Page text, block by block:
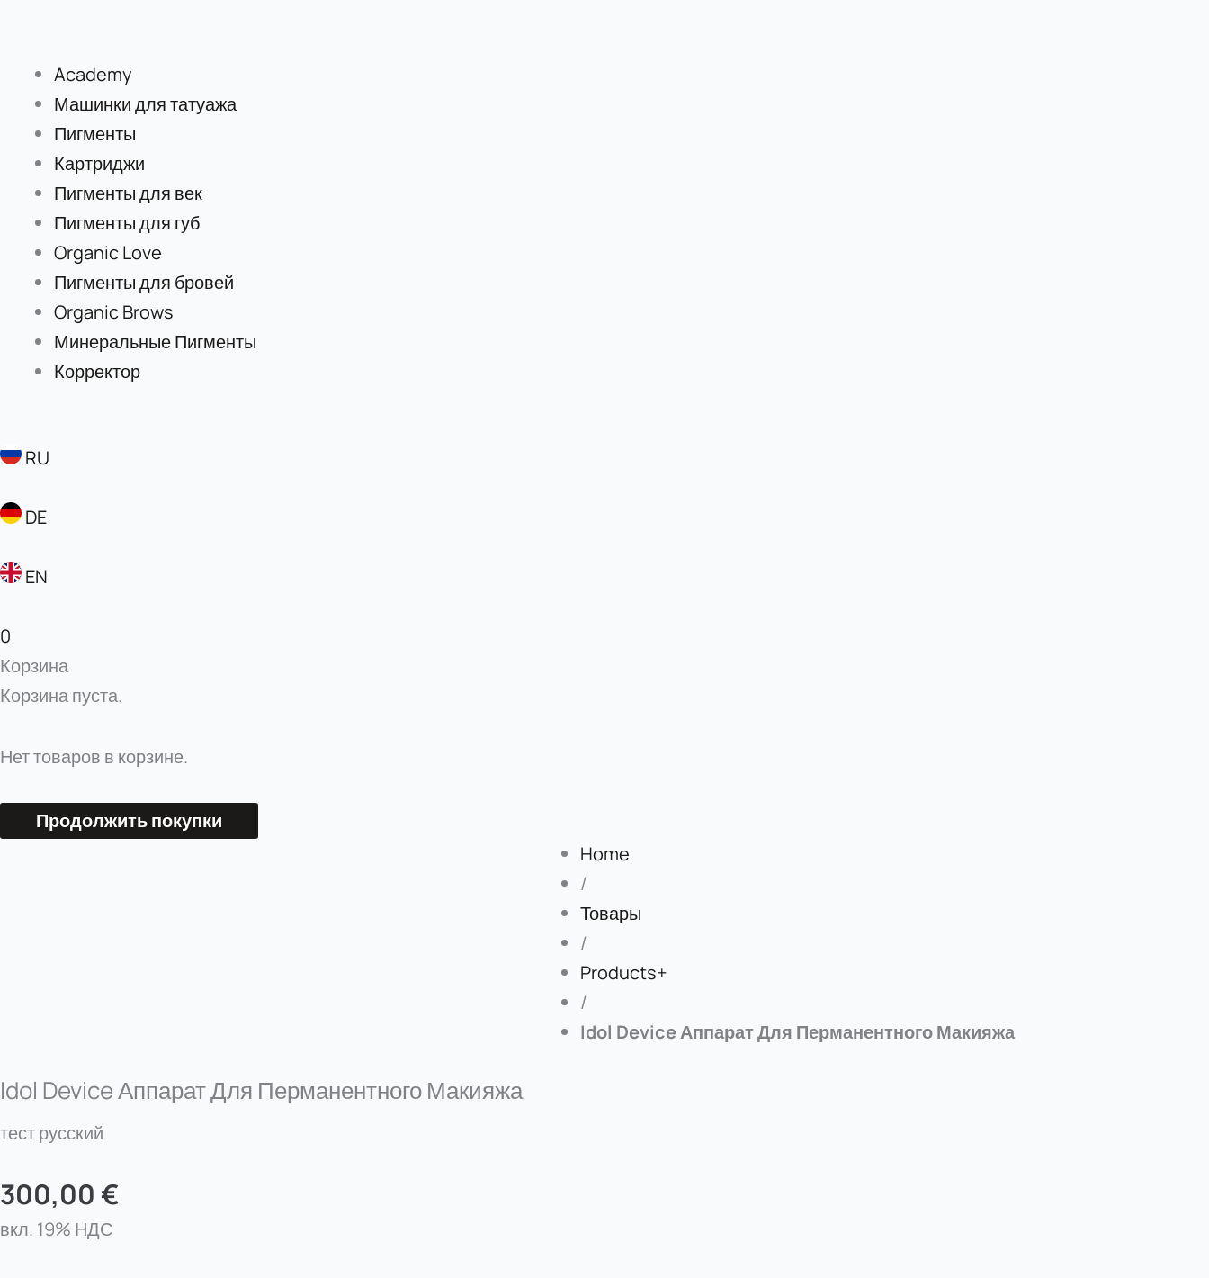
содержимому
Academy
Машинки для татуажа
Пигменты
Картриджи
Пигменты для век
Пигменты для губ
Organic Love
Пигменты для бровей
Organic Brows
Минеральные Пигменты
Корректор
RU
DE
EN
0
Корзина
Корзина пуста.
Нет товаров в корзине.
Продолжить покупки
Home
/
Товары
/
Products+
/
Idol Device Аппарат Для Перманентного Макияжа
Idol Device Аппарат Для Перманентного Макияжа
тест русский
300,00 €
вкл. 19% НДС